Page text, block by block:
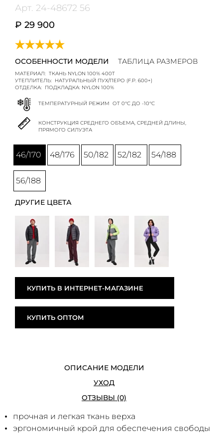
Арт. 24-48672 56
₽ 29 900
ОСОБЕННОСТИ МОДЕЛИ ТАБЛИЦА РАЗМЕРОВ
МАТЕРИАЛ: ТКАНЬ NYLON 100% 400T
УТЕПЛИТЕЛЬ: НАТУРАЛЬНЫЙ ПУХ/ПЕРО (F.P. 600+)
ОТДЕЛКА: ПОДКЛАДКА: NYLON 100%
ТЕМПЕРАТУРНЫЙ РЕЖИМ ОТ 0°C ДО -10°C
КОНСТРУКЦИЯ СРЕДНЕГО ОБЪЕМА, СРЕДНЕЙ ДЛИНЫ,
ПРЯМОГО СИЛУЭТА
46/170 48/176 50/182 52/182 54/188
56/188
ДРУГИЕ ЦВЕТА
КУПИТЬ В ИНТЕРНЕТ-МАГАЗИНЕ
КУПИТЬ ОПТОМ
ОПИСАНИЕ МОДЕЛИ
УХОД
ОТЗЫВЫ (0)
прочная и легкая ткань верха
эргономичный крой для обеспечения свободы